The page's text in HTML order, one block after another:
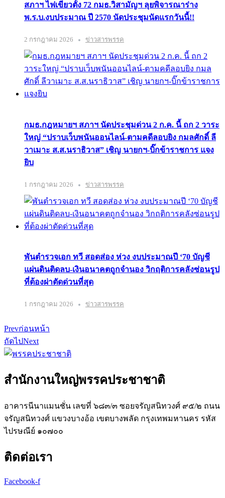
สภาฯ ไฟเขียวตั้ง 72 กมธ.วิสามัญฯ ลุยพิจารณาร่าง
พ.ร.บ.งบประมาณ ปี 2570 นัดประชุมนัดแรกวันนี้!!
2 กรกฎาคม 2026 ข่าวสารพรรค
กมธ.กฎหมายฯ สภาฯ นัดประชุมด่วน 2 ก.ค. นี้ ถก 2 วาระ
ใหญ่ “ปราบเว็บพนันออนไลน์-ตามคดีลอบยิง กมลศักดิ์ ลี
วาเมาะ ส.ส.นราธิวาส” เชิญ นายกฯ-บิ๊กข้าราชการ แจง
ยิบ
1 กรกฎาคม 2026 ข่าวสารพรรค
พันตำรวจเอก ทวี สอดส่อง ห่วง งบประมาณปี ‘70 บัญชี
แผ่นดินติดลบ-เงินอนาคตถูกจำนอง วิกฤติการคลังซ่อนรูป
ที่ต้องผ่าตัดด่วนที่สุด
1 กรกฎาคม 2026 ข่าวสารพรรค
Prevก่อนหน้า
ถัดไปNext
สำนักงานใหญ่พรรคประชาชาติ
อาคารนีนาแมนชั่น เลขที่ ๖๘๓/๓ ซอยจรัญสนิทวงศ์ ๙๕/๒ ถนน
จรัญสนิทวงศ์ แขวงบางอ้อ เขตบางพลัด กรุงเทพมหานคร รหัส
ไปรษณีย์ ๑๐๗๐๐
ติดต่อเรา
Facebook-f